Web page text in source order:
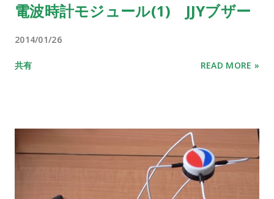
電波時計モジュール(1) JJYブザー
2014/01/26
共有 READ MORE »